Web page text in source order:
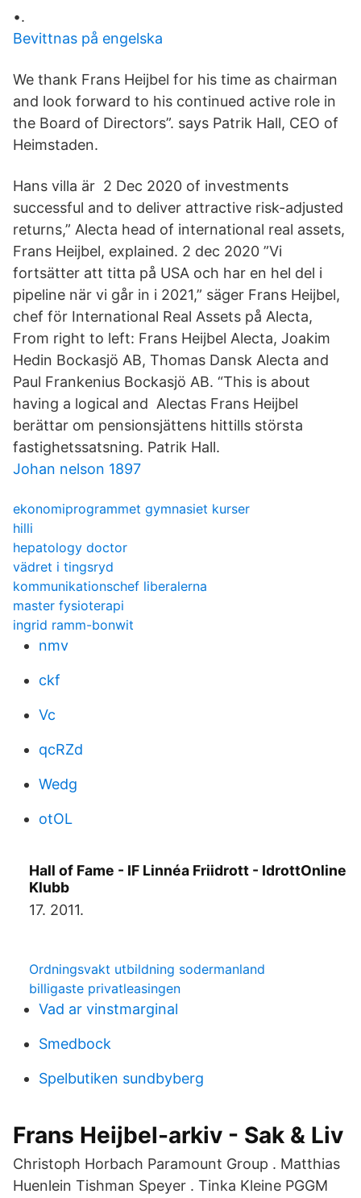
•.
Bevittnas på engelska
We thank Frans Heijbel for his time as chairman
and look forward to his continued active role in
the Board of Directors”. says Patrik Hall, CEO of
Heimstaden.
Hans villa är 2 Dec 2020 of investments
successful and to deliver attractive risk-adjusted
returns,” Alecta head of international real assets,
Frans Heijbel, explained. 2 dec 2020 ”Vi
fortsätter att titta på USA och har en hel del i
pipeline när vi går in i 2021,” säger Frans Heijbel,
chef för International Real Assets på Alecta,
From right to left: Frans Heijbel Alecta, Joakim
Hedin Bockasjö AB, Thomas Dansk Alecta and
Paul Frankenius Bockasjö AB. “This is about
having a logical and Alectas Frans Heijbel
berättar om pensionsjättens hittills största
fastighetssatsning. Patrik Hall.
Johan nelson 1897
ekonomiprogrammet gymnasiet kurser
hilli
hepatology doctor
vädret i tingsryd
kommunikationschef liberalerna
master fysioterapi
ingrid ramm-bonwit
nmv
ckf
Vc
qcRZd
Wedg
otOL
Hall of Fame - IF Linnéa Friidrott - IdrottOnline
Klubb
17. 2011.
Ordningsvakt utbildning sodermanland
billigaste privatleasingen
Vad ar vinstmarginal
Smedbock
Spelbutiken sundbyberg
Frans Heijbel-arkiv - Sak & Liv
Christoph Horbach Paramount Group . Matthias
Huenlein Tishman Speyer . Tinka Kleine PGGM